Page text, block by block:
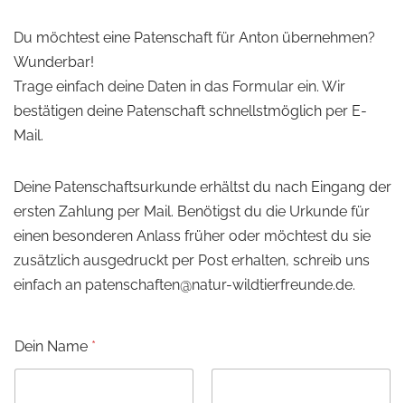
Du möchtest eine Patenschaft für Anton übernehmen?
Wunderbar!
Trage einfach deine Daten in das Formular ein. Wir
bestätigen deine Patenschaft schnellstmöglich per E-
Mail.
Deine Patenschaftsurkunde erhältst du nach Eingang der
ersten Zahlung per Mail. Benötigst du die Urkunde für
einen besonderen Anlass früher oder möchtest du sie
zusätzlich ausgedruckt per Post erhalten, schreib uns
einfach an patenschaften@natur-wildtierfreunde.de.
Dein Name *